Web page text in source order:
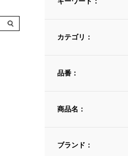
カテゴリ：
品番：
商品名：
ブランド：